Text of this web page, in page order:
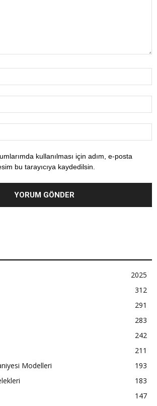
kullanılması için adım, e-posta
bu tarayıcıya kaydedilsin.
2025
312
291
283
242
211
Modelleri
193
183
147